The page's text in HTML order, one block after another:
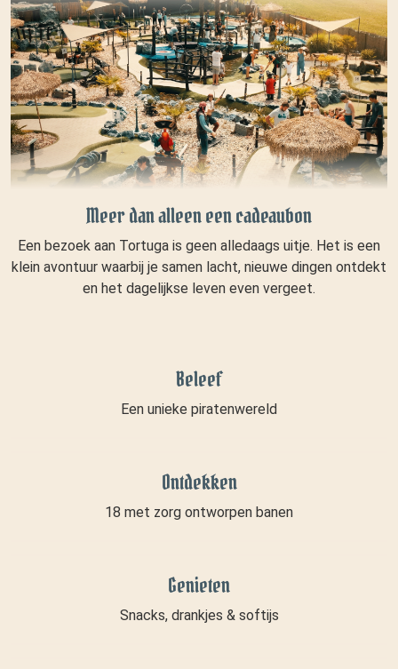
Meer dan alleen een cadeaubon
Een bezoek aan Tortuga is geen alledaags uitje. Het is een
klein avontuur waarbij je samen lacht, nieuwe dingen ontdekt
en het dagelijkse leven even vergeet.
Beleef
Een unieke piratenwereld
Ontdekken
18 met zorg ontworpen banen
Genieten
Snacks, drankjes & softijs